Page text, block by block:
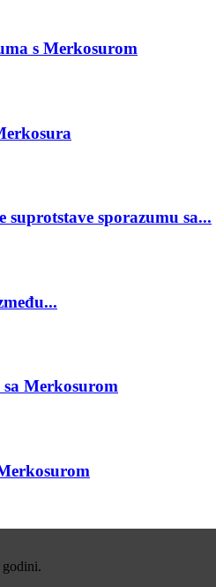
s Merkosurom
sporazumu sa...
Merkosurom